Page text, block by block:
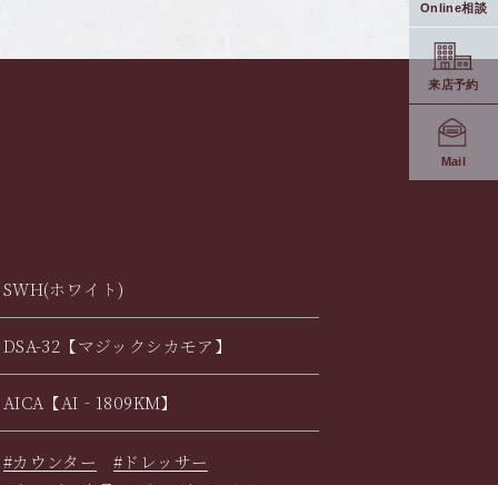
SWH(ホワイト)
DSA-32【マジックシカモア】
AICA【AI‐1809KM】
#カウンター
#ドレッサー
Online相談
来店予約
Mail